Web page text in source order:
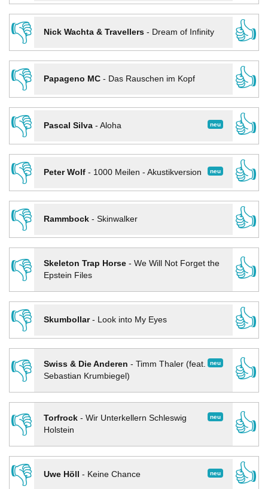
👎
Nick Wachta & Travellers- Dream of Infinity
👍
👎
Papageno MC- Das Rauschen im Kopf
👍
👎
neu
Pascal Silva- Aloha
👍
👎
neu
Peter Wolf- 1000 Meilen - Akustikversion
👍
👎
Rammbock- Skinwalker
👍
👎
Skeleton Trap Horse- We Will Not Forget the
Epstein Files
👍
👎
Skumbollar- Look into My Eyes
👍
👎
neu
Swiss & Die Anderen - Timm Thaler (feat.
Sebastian Krumbiegel)
👍
👎 neu
Torfrock- Wir Unterkellern Schleswig
Holstein
👍
👎
neu
Uwe Höll - Keine Chance
👍